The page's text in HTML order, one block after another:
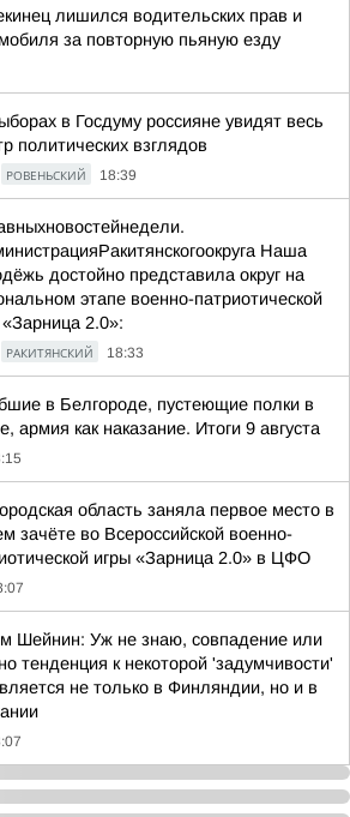
лишился водительских прав и
за повторную пьяную езду
в Госдуму россияне увидят весь
политических взглядов
РОВЕНЬСКИЙ 18:39
Наша
достойно представила округ на
этапе военно-патриотической
«Зарница 2.0»:
РАКИТЯНСКИЙ 18:33
в Белгороде, пустеющие полки в
армия как наказание. Итоги 9 августа
область заняла первое место в
зачёте во Всероссийской военно-
игры «Зарница 2.0» в ЦФО
Шейнин: Уж не знаю, совпадение или
тенденция к некоторой 'задумчивости'
не только в Финляндии, но и в